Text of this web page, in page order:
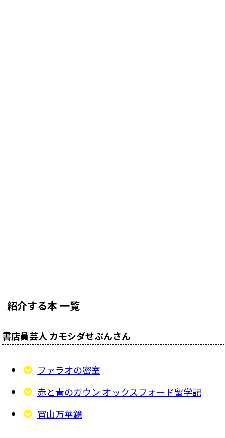
紹介する本 一覧
書店員芸人 カモシダせぶんさん
ファラオの密室
赤と青のガウン オックスフォード留学記
宵山万華鏡